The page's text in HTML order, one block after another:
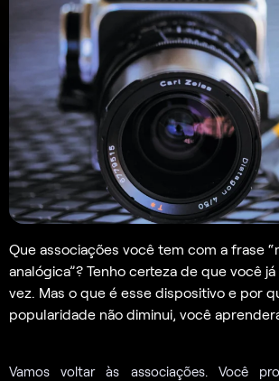
Que associações você tem com a frase
analógica”? Tenho certeza de que você
vez. Mas o que é esse dispositivo e por
popularidade não diminui, você
Vamos voltar às associações. Você